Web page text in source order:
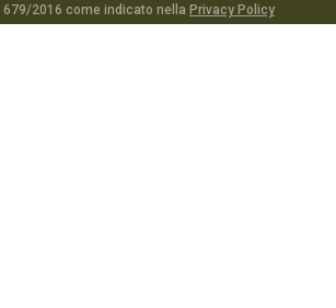
679/2016 come indicato nella Privacy Policy